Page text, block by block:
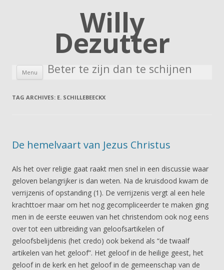
Willy
Dezutter
Beter te zijn dan te schijnen
Menu Skip to content
TAG ARCHIVES: E. SCHILLEBEECKX
De hemelvaart van Jezus Christus
Als het over religie gaat raakt men snel in een discussie waar
geloven belangrijker is dan weten. Na de kruisdood kwam de
verrijzenis of opstanding (1). De verrijzenis vergt al een hele
krachttoer maar om het nog gecompliceerder te maken ging
men in de eerste eeuwen van het christendom ook nog eens
over tot een uitbreiding van geloofsartikelen of
geloofsbelijdenis (het credo) ook bekend als “de twaalf
artikelen van het geloof”. Het geloof in de heilige geest, het
geloof in de kerk en het geloof in de gemeenschap van de